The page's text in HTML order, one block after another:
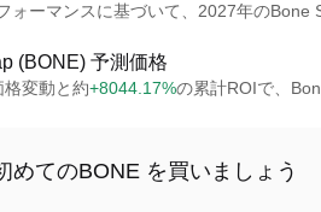
ォーマンスに基づいて、2027年のBone
(BONE) 予測価格
格変動と約+8044.17%の累計ROIで、
めてのBONE を買いましょう